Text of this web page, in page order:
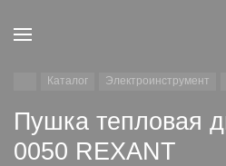
Каталог Электроинструмент
Пушка тепловая
0050 REXANT